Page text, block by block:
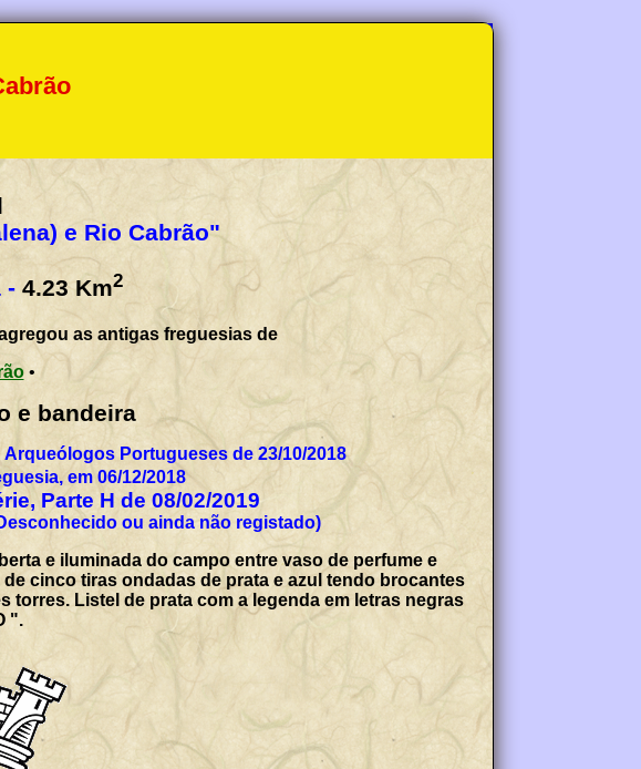
e Rio Cabrão"
- 4.23 Km2
as antigas freguesias de
•
e bandeira
Portugueses de 23/10/2018
em 06/12/2018
Parte H de 08/02/2019
na Direcção Geral de Autarquias Locais, com o n.º (Desconhecido ou ainda não registado)
e iluminada do campo entre vaso de perfume e
cinco tiras ondadas de prata e azul tendo brocantes
torres. Listel de prata com a legenda em letras negras
".